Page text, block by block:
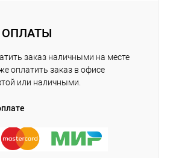
заказ наличными на месте
оплатить заказ в офисе
или наличными.